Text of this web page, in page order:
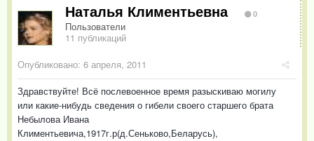
Наталья Климентьевна 0
Пользователи
11 публикаций
Опубликовано: 6 апреля, 2011
Здравствуйте! Всё послевоенное время разыскиваю могилу
или какие-нибудь сведения о гибели своего старшего брата
Небылова Ивана
Климентьевича,1917г.р(д.Сеньково,Беларусь),